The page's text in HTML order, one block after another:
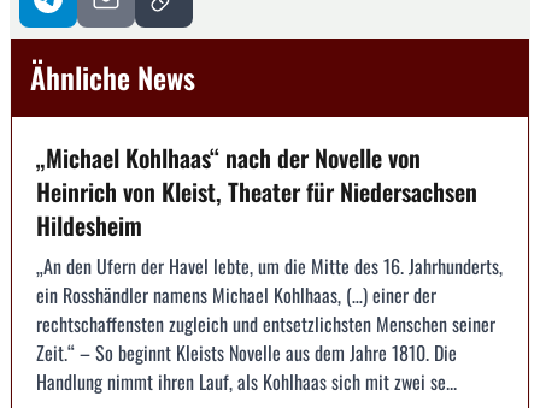
Ähnliche News
„Michael Kohlhaas“ nach der Novelle von
Heinrich von Kleist, Theater für Niedersachsen
Hildesheim
„An den Ufern der Havel lebte, um die Mitte des 16. Jahrhunderts,
ein Rosshändler namens Michael Kohlhaas, (…) einer der
rechtschaffensten zugleich und entsetzlichsten Menschen seiner
Zeit.“ – So beginnt Kleists Novelle aus dem Jahre 1810. Die
Handlung nimmt ihren Lauf, als Kohlhaas sich mit zwei se...